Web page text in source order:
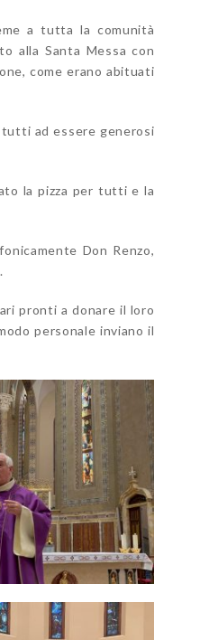
a tutta la comunità
alla Santa Messa con
come erano abituati
tutti ad essere generosi
la pizza per tutti e la
Don Renzo,
pronti a donare il loro
personale inviano il